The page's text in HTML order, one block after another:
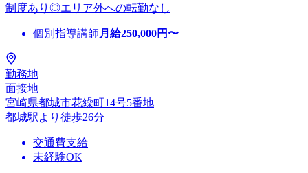
制度あり◎エリア外への転勤なし
個別指導講師 月給250,000円〜
勤務地
面接地
宮崎県都城市花繰町14号5番地
都城駅より徒歩26分
交通費支給
未経験OK